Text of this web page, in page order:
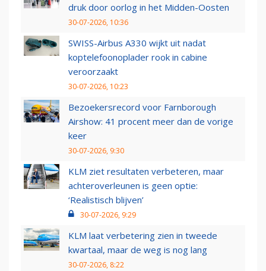
druk door oorlog in het Midden-Oosten
30-07-2026, 10:36
SWISS-Airbus A330 wijkt uit nadat
koptelefoonoplader rook in cabine
veroorzaakt
30-07-2026, 10:23
Bezoekersrecord voor Farnborough
Airshow: 41 procent meer dan de vorige
keer
30-07-2026, 9:30
KLM ziet resultaten verbeteren, maar
achteroverleunen is geen optie:
‘Realistisch blijven’
30-07-2026, 9:29
KLM laat verbetering zien in tweede
kwartaal, maar de weg is nog lang
30-07-2026, 8:22